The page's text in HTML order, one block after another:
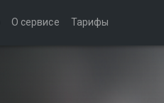
О сервисе Тарифы